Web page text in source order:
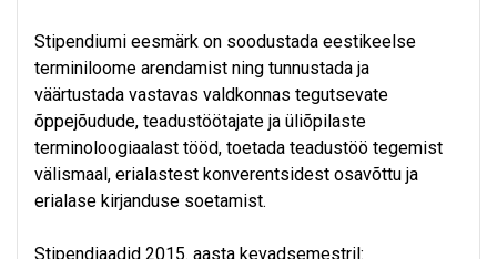
Stipendiumi eesmärk on soodustada eestikeelse
terminiloome arendamist ning tunnustada ja
väärtustada vastavas valdkonnas tegutsevate
õppejõudude, teadustöötajate ja üliõpilaste
terminoloogiaalast tööd, toetada teadustöö tegemist
välismaal, erialastest konverentsidest osavõttu ja
erialase kirjanduse soetamist.
Stipendiaadid 2015. aasta kevadsemestril: